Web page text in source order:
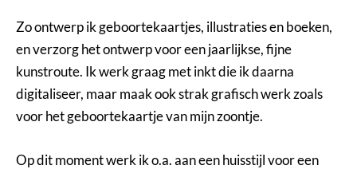
Zo ontwerp ik geboortekaartjes, illustraties en boeken,
en verzorg het ontwerp voor een jaarlijkse, fijne
kunstroute. Ik werk graag met inkt die ik daarna
digitaliseer, maar maak ook strak grafisch werk zoals
voor het geboortekaartje van mijn zoontje.
Op dit moment werk ik o.a. aan een huisstijl voor een